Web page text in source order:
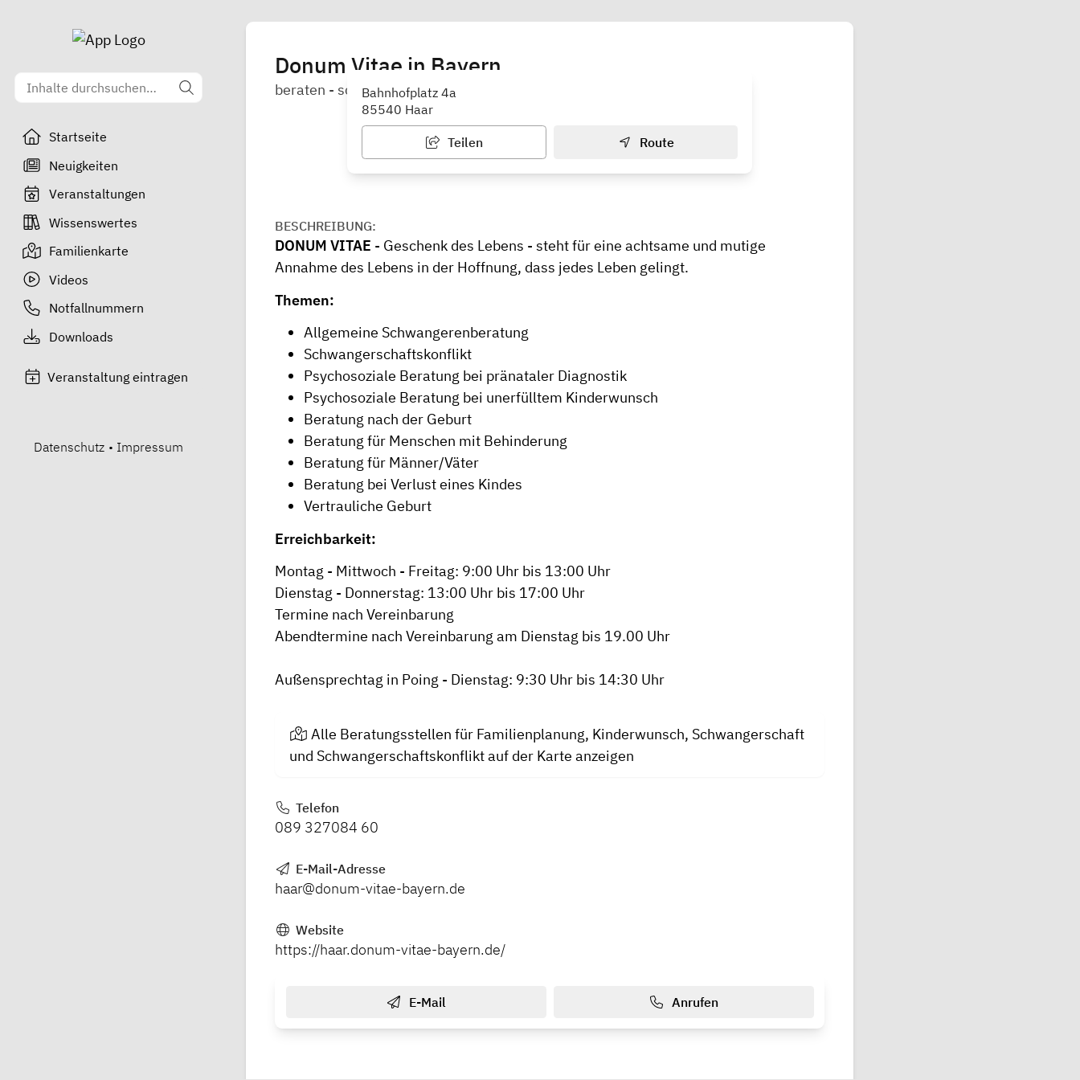
Startseite
Neuigkeiten
Veranstaltungen
Wissenswertes
Familienkarte
Videos
Notfallnummern
Downloads
Veranstaltung eintragen
Datenschutz • Impressum
Donum Vitae in Bayern
beraten - schützen - weiter helfen
Bahnhofplatz 4a
85540 Haar
Teilen Route
BESCHREIBUNG:
DONUM VITAE - Geschenk des Lebens - steht für eine achtsame und mutige
Annahme des Lebens in der Hoffnung, dass jedes Leben gelingt.
Themen:
Allgemeine Schwangerenberatung
Schwangerschaftskonflikt
Psychosoziale Beratung bei pränataler Diagnostik
Psychosoziale Beratung bei unerfülltem Kinderwunsch
Beratung nach der Geburt
Beratung für Menschen mit Behinderung
Beratung für Männer/Väter
Beratung bei Verlust eines Kindes
Vertrauliche Geburt
Erreichbarkeit:
Montag - Mittwoch - Freitag: 9:00 Uhr bis 13:00 Uhr
Dienstag - Donnerstag: 13:00 Uhr bis 17:00 Uhr
Termine nach Vereinbarung
Abendtermine nach Vereinbarung am Dienstag bis 19.00 Uhr
Außensprechtag in Poing - Dienstag: 9:30 Uhr bis 14:30 Uhr
Alle Beratungsstellen für Familienplanung, Kinderwunsch, Schwangerschaft
und Schwangerschaftskonflikt auf der Karte anzeigen
Telefon
089 327084 60
E-Mail-Adresse
haar@donum-vitae-bayern.de
Website
https://haar.donum-vitae-bayern.de/
E-Mail Anrufen